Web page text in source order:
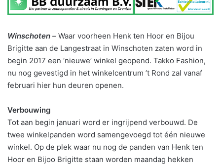
Winschoten – Waar voorheen Henk ten Hoor en Bijou
Brigitte aan de Langestraat in Winschoten zaten word in
begin 2017 een ‘nieuwe’ winkel geopend. Takko Fashion,
nu nog gevestigd in het winkelcentrum ’t Rond zal vanaf
februari hier hun deuren openen.
Verbouwing
Tot aan begin januari word er ingrijpend verbouwd. De
twee winkelpanden word samengevoegd tot één nieuwe
winkel. Op de plek waar nu nog de panden van Henk ten
Hoor en Bijoo Brigitte staan worden maandag hekken